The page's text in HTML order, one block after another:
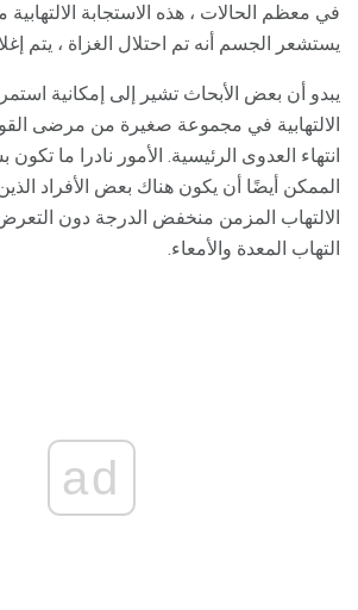
في معظم الحالات ، هذه الاستجابة
يستشعر الجسم أنه تم احتلال الغزاة ، يتم
يبدو أن بعض الأبحاث تشير إلى إمكانية
الالتهابية في مجموعة صغيرة من مرضى
الممكن أيضًا أن يكون هناك بعض الأفراد
الالتهاب المزمن منخفض الدرجة دون
التهاب المعدة والأمعاء.
ad